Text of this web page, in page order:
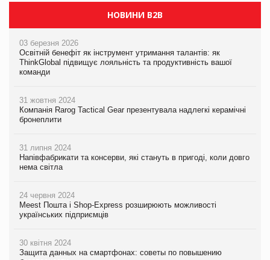
НОВИНИ B2B
03 березня 2026
Освітній бенефіт як інструмент утримання талантів: як
ThinkGlobal підвищує лояльність та продуктивність вашої
команди
31 жовтня 2024
Компанія Rarog Tactical Gear презентувала надлегкі керамічні
бронеплити
31 липня 2024
Напівфабрикати та консерви, які стануть в пригоді, коли довго
нема світла
24 червня 2024
Meest Пошта і Shop-Express розширюють можливості
українських підприємців
30 квітня 2024
Защита данных на смартфонах: советы по повышению